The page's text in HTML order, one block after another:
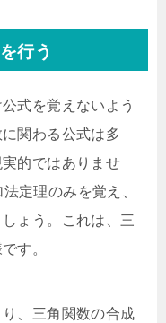
行う
式を覚えないよう
関わる公式は多
的ではありませ
定理のみを覚え、
ょう。これは、三
す。
、三角関数の合成